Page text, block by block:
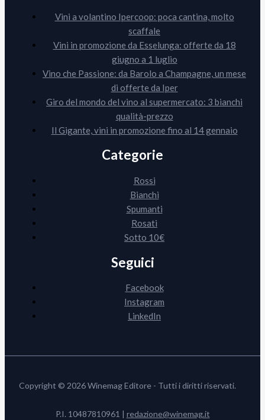
Vini a volantino Ipercoop: poca cantina, molto
scaffale
Vini in promozione da Esselunga: offerte da 18
giugno a 1 luglio
Vino che Passione: da Barolo a Champagne, un mese
di offerte da Iper
Giro del mondo del vino al supermercato: 3 bianchi
qualità-prezzo
Il Gigante, vini in promozione fino al 14 gennaio
Categorie
Rossi
Bianchi
Spumanti
Rosati
Sotto 10€
Seguici
Facebook
Instagram
LinkedIn
Copyright © 2026 Winemag Editore - Tutti i diritti riservati.
P.I. 10487810961 | redazione@winemag.it